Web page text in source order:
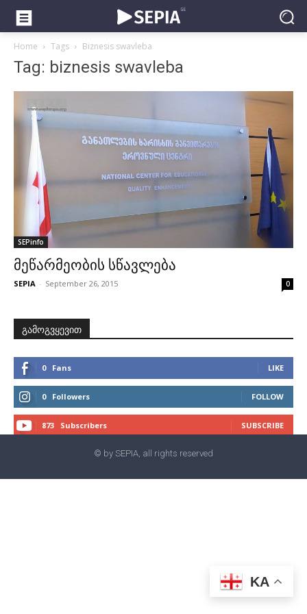
Home Tags Biznesis swavleba
Tag: biznesis swavleba
SEPinfo
მეწარმეობის სწავლება
SEPIA - September 26, 2015 0
გამოგვყევით
0 Fans LIKE
0 Followers FOLLOW
873 Subscribers SUBSCRIBE
© by SEPIA, all rights reserved
KA